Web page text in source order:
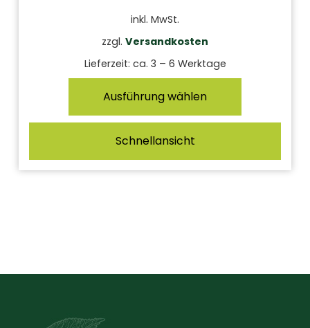
inkl. MwSt.
zzgl. Versandkosten
Lieferzeit: ca. 3 – 6 Werktage
Ausführung wählen
Schnellansicht